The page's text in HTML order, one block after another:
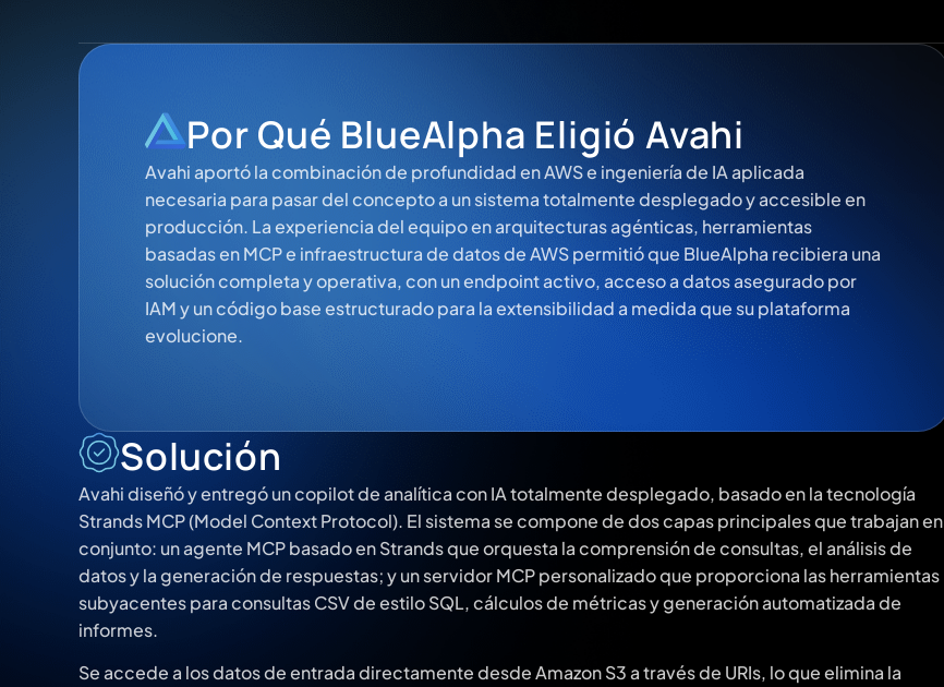
Por Qué BlueAlpha Eligió Avahi
Avahi aportó la combinación de profundidad en AWS e ingeniería de IA aplicada
necesaria para pasar del concepto a un sistema totalmente desplegado y accesible en
producción. La experiencia del equipo en arquitecturas agénticas, herramientas
basadas en MCP e infraestructura de datos de AWS permitió que BlueAlpha recibiera una
solución completa y operativa, con un endpoint activo, acceso a datos asegurado por
IAM y un código base estructurado para la extensibilidad a medida que su plataforma
evolucione.
Solución
Avahi diseñó y entregó un copilot de analítica con IA totalmente desplegado, basado en la tecnología
Strands MCP (Model Context Protocol). El sistema se compone de dos capas principales que trabajan en
conjunto: un agente MCP basado en Strands que orquesta la comprensión de consultas, el análisis de
datos y la generación de respuestas; y un servidor MCP personalizado que proporciona las herramientas
subyacentes para consultas CSV de estilo SQL, cálculos de métricas y generación automatizada de
informes.
Se accede a los datos de entrada directamente desde Amazon S3 a través de URIs, lo que elimina la